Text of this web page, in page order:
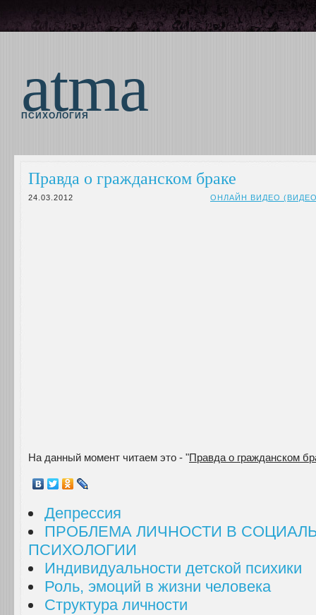
atma
ПСИХОЛОГИЯ
Правда о гражданском браке
24.03.2012 ОНЛАЙН ВИДЕО
На данный момент читаем это - "Правда о гражданском
Депрессия
ПРОБЛЕМА ЛИЧНОСТИ В
ПСИХОЛОГИИ
Индивидуальности детской психики
Роль, эмоций в жизни человека
Структура личности